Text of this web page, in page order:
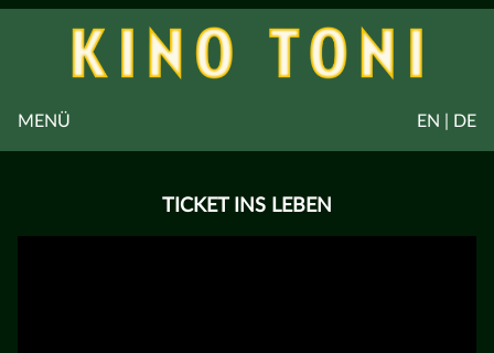
EN | DE
MENÜ
TICKET INS LEBEN